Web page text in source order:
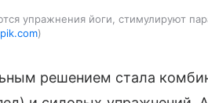
упражнения йоги, стимулируют
решением стала